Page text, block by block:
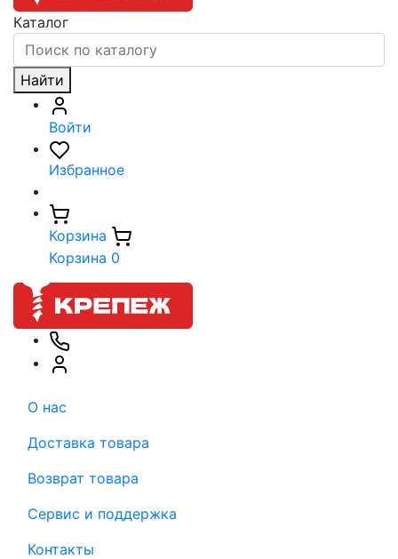
Каталог
Найти
Войти
Избранное
Корзина
Корзина 0
О нас
Доставка товара
Возврат товара
Сервис и поддержка
Контакты